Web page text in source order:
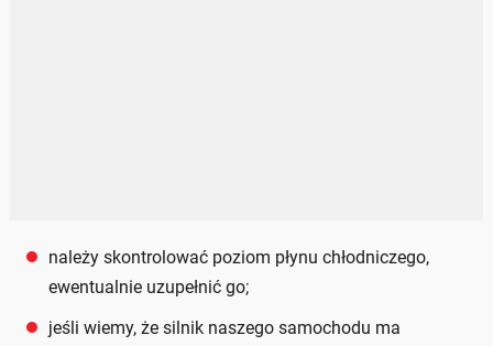
należy skontrolować poziom płynu chłodniczego,
ewentualnie uzupełnić go;
jeśli wiemy, że silnik naszego samochodu ma